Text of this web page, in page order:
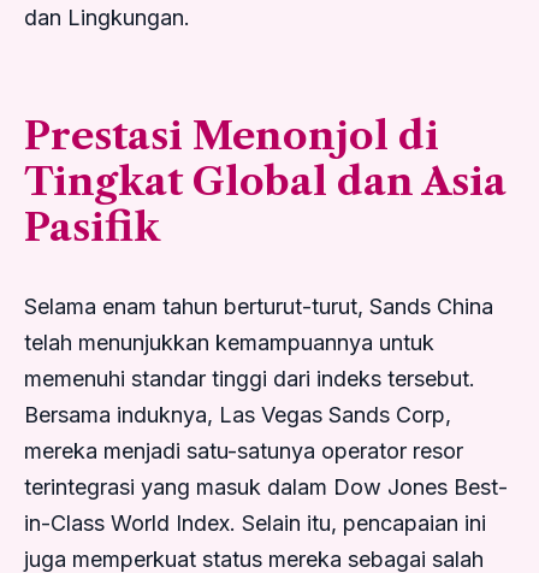
dan Lingkungan.
Prestasi Menonjol di
Tingkat Global dan Asia
Pasifik
Selama enam tahun berturut-turut, Sands China
telah menunjukkan kemampuannya untuk
memenuhi standar tinggi dari indeks tersebut.
Bersama induknya, Las Vegas Sands Corp,
mereka menjadi satu-satunya operator resor
terintegrasi yang masuk dalam Dow Jones Best-
in-Class World Index. Selain itu, pencapaian ini
juga memperkuat status mereka sebagai salah